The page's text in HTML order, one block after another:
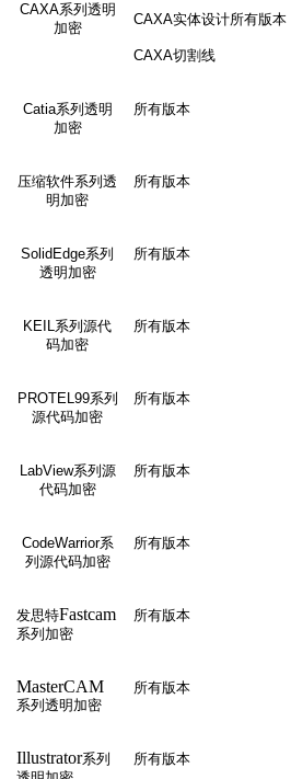
CAXA系列透明
加密
CAXA实体设计所有版本
CAXA切割线
Catia系列透明
加密
所有版本
压缩软件系列透
明加密
所有版本
SolidEdge系列
透明加密
所有版本
KEIL系列源代
码加密
所有版本
PROTEL99系列
源代码加密
所有版本
LabView系列源
代码加密
所有版本
CodeWarrior系
列源代码加密
所有版本
发思特Fastcam
系列加密
所有版本
MasterCAM
系列透明加密
所有版本
Illustrator系列
所有版本